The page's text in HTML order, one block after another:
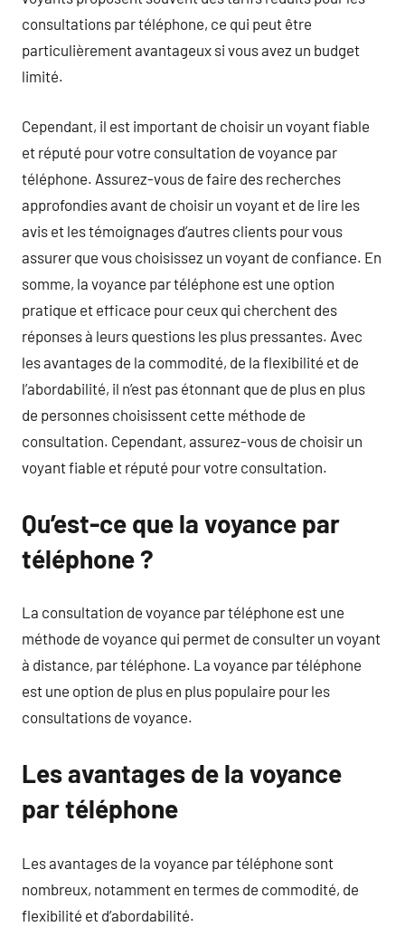
consultations par téléphone, ce qui peut être
particulièrement avantageux si vous avez un budget
limité.
Cependant, il est important de choisir un voyant fiable
et réputé pour votre consultation de voyance par
téléphone. Assurez-vous de faire des recherches
approfondies avant de choisir un voyant et de lire les
avis et les témoignages d’autres clients pour vous
assurer que vous choisissez un voyant de confiance. En
somme, la voyance par téléphone est une option
pratique et efficace pour ceux qui cherchent des
réponses à leurs questions les plus pressantes. Avec
les avantages de la commodité, de la flexibilité et de
l’abordabilité, il n’est pas étonnant que de plus en plus
de personnes choisissent cette méthode de
consultation. Cependant, assurez-vous de choisir un
voyant fiable et réputé pour votre consultation.
Qu’est-ce que la voyance par
téléphone ?
La consultation de voyance par téléphone est une
méthode de voyance qui permet de consulter un voyant
à distance, par téléphone. La voyance par téléphone
est une option de plus en plus populaire pour les
consultations de voyance.
Les avantages de la voyance
par téléphone
Les avantages de la voyance par téléphone sont
nombreux, notamment en termes de commodité, de
flexibilité et d’abordabilité.